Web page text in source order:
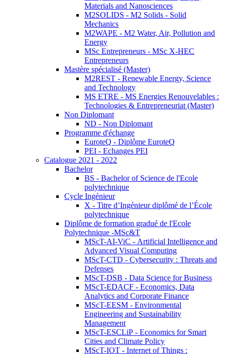
Materials and Nanosciences
M2SOLIDS - M2 Solids - Solid
Mechanics
M2WAPE - M2 Water, Air, Pollution and
Energy
MSc Entrepreneurs - MSc X-HEC
Entrepreneurs
Mastère spécialisé (Master)
M2REST - Renewable Energy, Science
and Technology
MS ETRE - MS Energies Renouvelables :
Technologies & Entrepreneuriat (Master)
Non Diplomant
ND - Non Diplomant
Programme d'échange
EuroteQ - Diplôme EuroteQ
PEI - Echanges PEI
Catalogue 2021 - 2022
Bachelor
BS - Bachelor of Science de l'Ecole
polytechnique
Cycle Ingénieur
X - Titre d’Ingénieur diplômé de l’École
polytechnique
Diplôme de formation gradué de l'Ecole
Polytechnique -MSc&T
MScT-AI-ViC - Artificial Intelligence and
Advanced Visual Computing
MScT-CTD - Cybersecurity : Threats and
Defenses
MScT-DSB - Data Science for Business
MScT-EDACF - Economics, Data
Analytics and Corporate Finance
MScT-EESM - Environmental
Engineering and Sustainability
Management
MScT-ESCLiP - Economics for Smart
Cities and Climate Policy
MScT-IOT - Internet of Things :